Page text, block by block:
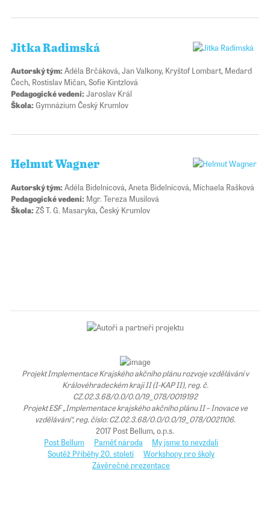
Jitka Radimská
Autorský tým:Adéla Brčáková, Jan Valkony, Kryštof Lombart, Medard
Čech, Rostislav Mičan, Sofie Kintzlová
Pedagogické vedení:Jaroslav Král
Škola:Gymnázium Český Krumlov
Helmut Wagner
Autorský tým:Adéla Bidelnicová, Aneta Bidelnicová, Michaela Rašková
Pedagogické vedení: Mgr. Tereza Musilová
Škola:ZŠ T. G. Masaryka, Český Krumlov
Projekt Implementace Krajského akčního plánu rozvoje vzdělávání v
Královéhradeckém kraji II (I-KAP II), reg. č.
CZ.02.3.68/0.0/0.0/19_078/0019192
Projekt ESF „Implementace krajského akčního plánu II – Inovace ve
vzdělávání“, reg. číslo: CZ.02.3.68/0.0/0.0/19_078/0021106.
2017 Post Bellum, o.p.s.
Post Bellum
Paměť národa
My jsme to nevzdali
Soutěž Příběhy 20. století
Workshopy pro školy
Závěrečné prezentace